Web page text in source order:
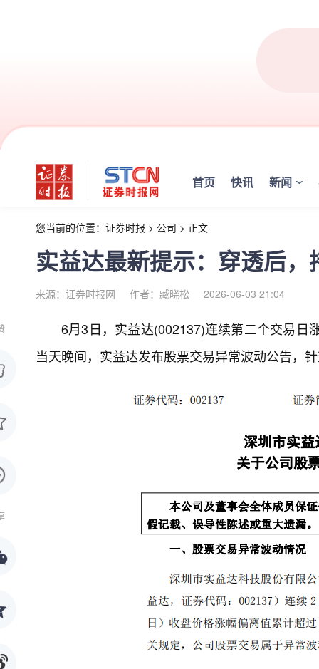
首页 快讯 新闻
您当前的位置： 证券时报 > 公司 > 正文
实益达最新提示：穿透后
来源：证券时报网 作者：臧晓松 2026-06-03 21:04
6月3日，实益达(002137)连续第二个交易日
当天晚间，实益达发布股票交易异常波动公告，